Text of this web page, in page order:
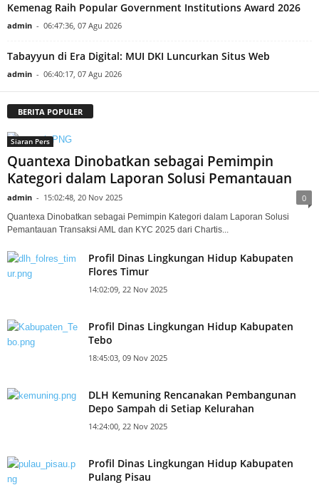
Kemenag Raih Popular Government Institutions Award 2026
admin - 06:47:36, 07 Agu 2026
Tabayyun di Era Digital: MUI DKI Luncurkan Situs Web
admin - 06:40:17, 07 Agu 2026
BERITA POPULER
Siaran Pers
Quantexa Dinobatkan sebagai Pemimpin
Kategori dalam Laporan Solusi Pemantauan
admin - 15:02:48, 20 Nov 2025 0
Quantexa Dinobatkan sebagai Pemimpin Kategori dalam Laporan Solusi
Pemantauan Transaksi AML dan KYC 2025 dari Chartis...
Profil Dinas Lingkungan Hidup Kabupaten
Flores Timur
14:02:09, 22 Nov 2025
Profil Dinas Lingkungan Hidup Kabupaten
Tebo
18:45:03, 09 Nov 2025
DLH Kemuning Rencanakan Pembangunan
Depo Sampah di Setiap Kelurahan
14:24:00, 22 Nov 2025
Profil Dinas Lingkungan Hidup Kabupaten
Pulang Pisau